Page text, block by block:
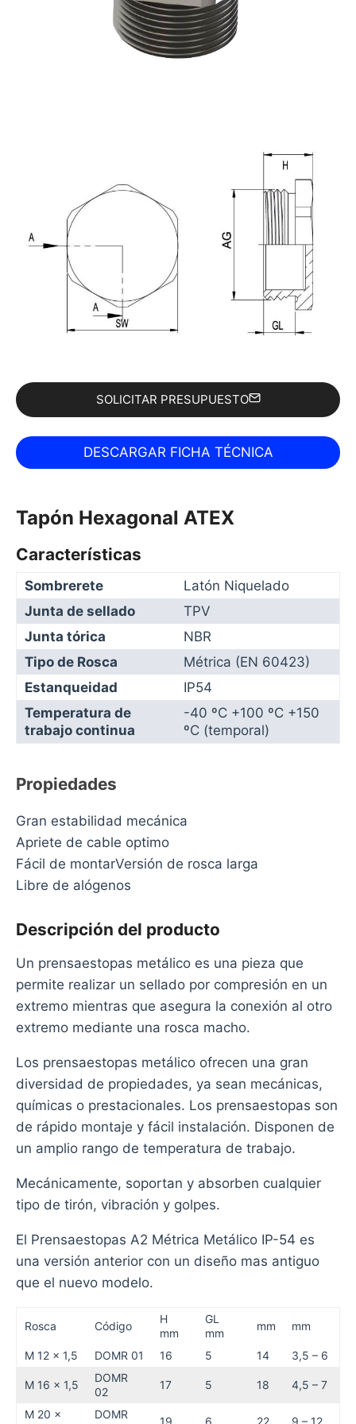
SOLICITAR PRESUPUESTO
Tapón Hexagonal ATEX
Características
Sombrerete
Latón Niquelado
Junta de sellado
TPV
Junta tórica
NBR
Tipo de Rosca
Métrica (EN 60423)
Estanqueidad
IP54
Temperatura de
trabajo continua
-40 ºC +100 ºC +150
ºC (temporal)
Propiedades
Gran estabilidad mecánica
Apriete de cable optimo
Fácil de montarVersión de rosca larga
Libre de alógenos
Descripción del producto
Un prensaestopas metálico es una pieza que
permite realizar un sellado por compresión en un
extremo mientras que asegura la conexión al otro
extremo mediante una rosca macho.
Los prensaestopas metálico ofrecen una gran
diversidad de propiedades, ya sean mecánicas,
químicas o prestacionales. Los prensaestopas son
de rápido montaje y fácil instalación. Disponen de
un amplio rango de temperatura de trabajo.
Mecánicamente, soportan y absorben cualquier
tipo de tirón, vibración y golpes.
El Prensaestopas A2 Métrica Metálico IP-54 es
una versión anterior con un diseño mas antiguo
que el nuevo modelo.
Rosca Código
H
mm
GL
mm
mm mm
M 12 x 1,5 DOMR 01 16 5 14 3,5 – 6
M 16 x 1,5
DOMR
02
17 5 18 4,5 – 7
M 20 x
DOMR
19 6 22 9 – 12